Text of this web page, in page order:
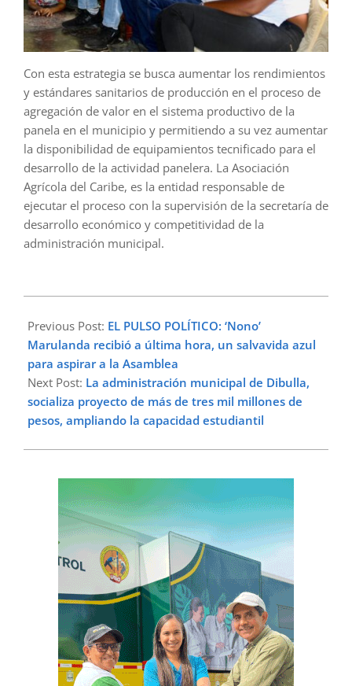
Con esta estrategia se busca aumentar los rendimientos
y estándares sanitarios de producción en el proceso de
agregación de valor en el sistema productivo de la
panela en el municipio y permitiendo a su vez aumentar
la disponibilidad de equipamientos tecnificado para el
desarrollo de la actividad panelera. La Asociación
Agrícola del Caribe, es la entidad responsable de
ejecutar el proceso con la supervisión de la secretaría de
desarrollo económico y competitividad de la
administración municipal.
08-
05
Previous Post: EL PULSO POLÍTICO: ‘Nono’
Marulanda recibió a última hora, un salvavida azul
para aspirar a la Asamblea
Next Post: La administración municipal de Dibulla,
socializa proyecto de más de tres mil millones de
pesos, ampliando la capacidad estudiantil